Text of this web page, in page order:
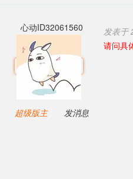
心动ID32061560
超级版主 发消息
发表于
请问具